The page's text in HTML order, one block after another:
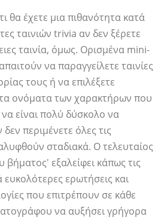
θα έχετε μια πιθανότητα κατά
ταινιών trivia αν δεν ξέρετε
ταινία, όμως. Ορισμένα mini-
να παραγγείλετε ταινίες
τους ή να επιλέξετε
ονόματα των χαρακτήρων που
είναι πολύ δύσκολο να
περιμένετε όλες τις
σταδιακά. Ο τελευταίος
εξαλείφει κάπως τις
ευκολότερες ερωτήσεις και
που επιτρέπουν σε κάθε
να αυξήσει γρήγορα